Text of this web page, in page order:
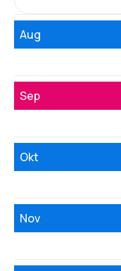
Aug
Sep
Okt
Nov